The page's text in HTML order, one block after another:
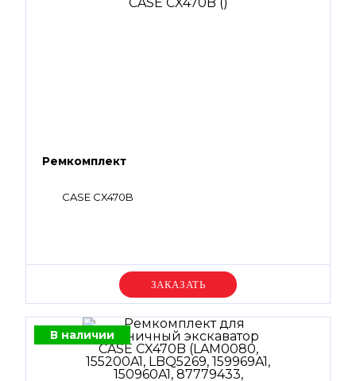
Ремкомплект
CASE CX470B
Уточняйте цену
В наличии